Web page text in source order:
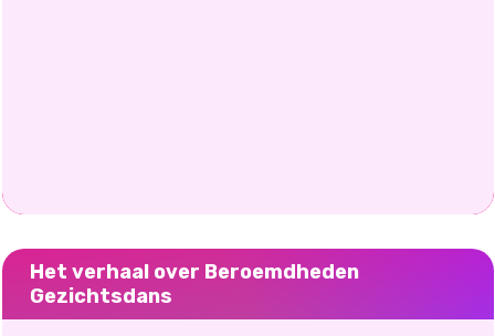
Het verhaal over Beroemdheden
Gezichtsdans